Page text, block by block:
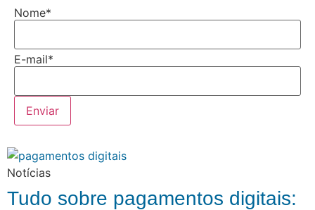
Nome*
E-mail*
Notícias
Tudo sobre pagamentos digitais: